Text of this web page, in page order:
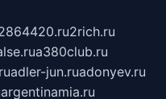
2rich.ru
a380club.ru
adler-jun.ruadonyev.ru
argentinamia.ru